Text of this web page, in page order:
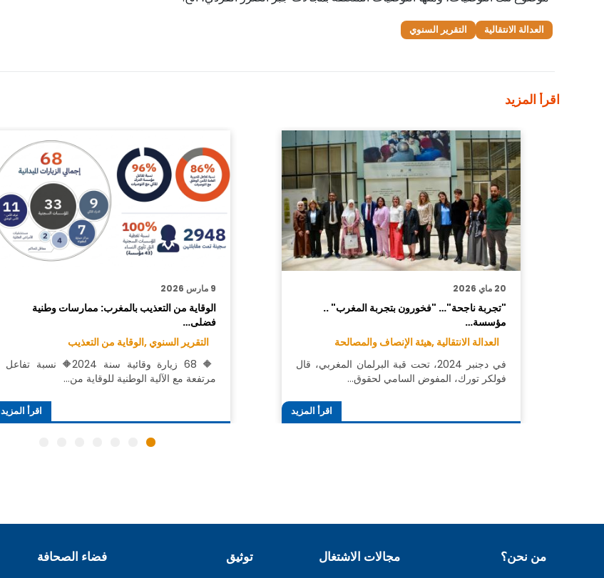
العدالة الانتقالية التقرير السنوي
اقرأ المزيد
20 ماي 2026
"تجربة ناجحة"… "فخورون بتجربة المغرب" ..
مؤسسة…
العدالة الانتقالية ,هيئة الإنصاف والمصالحة
في دجنبر 2024، تحت قبة البرلمان المغربي، قال
فولكر تورك، المفوض السامي لحقوق…
اقرأ المزيد
9 مارس 2026
الوقاية من التعذيب بالمغرب: ممارسات وطنية
فضلى…
التقرير السنوي ,الوقاية من التعذيب
🔶 68 زيارة وقائية سنة 2024🔶 نسبة تفاعل
مرتفعة مع الآلية الوطنية للوقاية من…
اقرأ المزيد
من نحن؟ مجالات الاشتغال توثيق فضاء الصحافة